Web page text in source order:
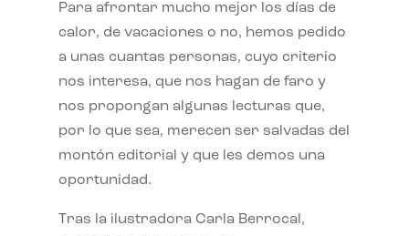
Para afrontar mucho mejor los días de
calor, de vacaciones o no, hemos pedido
a unas cuantas personas, cuyo criterio
nos interesa, que nos hagan de faro y
nos propongan algunas lecturas que,
por lo que sea, merecen ser salvadas del
montón editorial y que les demos una
oportunidad.
Tras la ilustradora Carla Berrocal,